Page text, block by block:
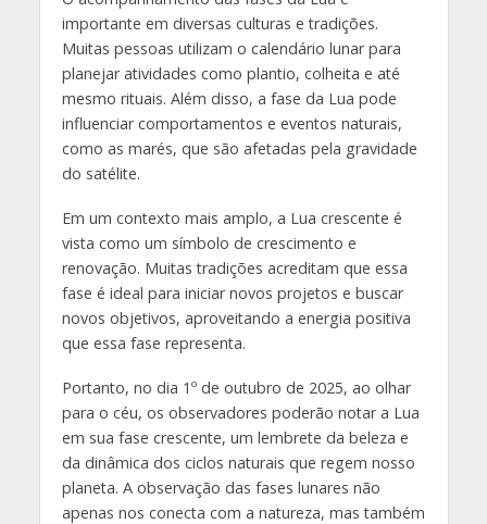
importante em diversas culturas e tradições.
Muitas pessoas utilizam o calendário lunar para
planejar atividades como plantio, colheita e até
mesmo rituais. Além disso, a fase da Lua pode
influenciar comportamentos e eventos naturais,
como as marés, que são afetadas pela gravidade
do satélite.
Em um contexto mais amplo, a Lua crescente é
vista como um símbolo de crescimento e
renovação. Muitas tradições acreditam que essa
fase é ideal para iniciar novos projetos e buscar
novos objetivos, aproveitando a energia positiva
que essa fase representa.
Portanto, no dia 1º de outubro de 2025, ao olhar
para o céu, os observadores poderão notar a Lua
em sua fase crescente, um lembrete da beleza e
da dinâmica dos ciclos naturais que regem nosso
planeta. A observação das fases lunares não
apenas nos conecta com a natureza, mas também